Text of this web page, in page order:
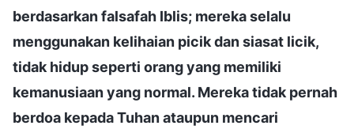
berdasarkan falsafah Iblis; mereka selalu
menggunakan kelihaian picik dan siasat licik,
tidak hidup seperti orang yang memiliki
kemanusiaan yang normal. Mereka tidak pernah
berdoa kepada Tuhan ataupun mencari